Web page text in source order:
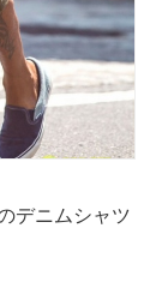
デニムシャツ